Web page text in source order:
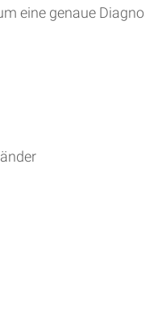
eine genaue